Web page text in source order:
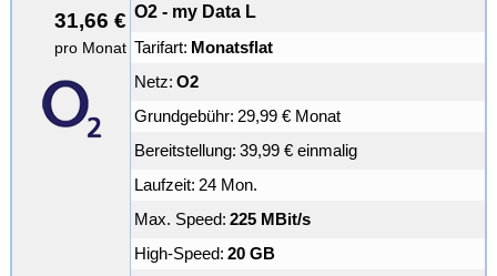
31,66 €
pro Monat
O2 - my Data L
Tarifart: Monatsflat
Netz: O2
Grundgebühr: 29,99 € Monat
Bereitstellung: 39,99 € einmalig
Laufzeit: 24 Mon.
Max. Speed: 225 MBit/s
High-Speed: 20 GB